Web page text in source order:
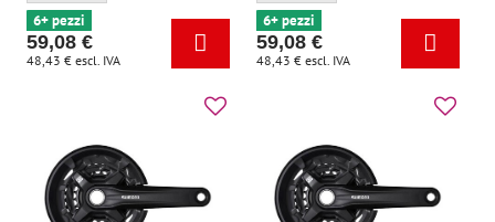
6+ pezzi
59,08 €
48,43 € escl. IVA
6+ pezzi
59,08 €
48,43 € escl. IVA